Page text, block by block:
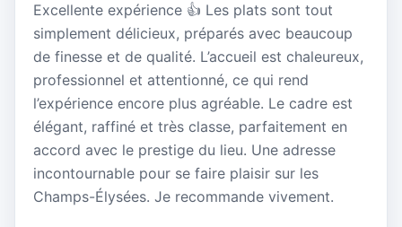
Excellente expérience 👍 Les plats sont tout
simplement délicieux, préparés avec beaucoup
de finesse et de qualité. L’accueil est chaleureux,
professionnel et attentionné, ce qui rend
l’expérience encore plus agréable. Le cadre est
élégant, raffiné et très classe, parfaitement en
accord avec le prestige du lieu. Une adresse
incontournable pour se faire plaisir sur les
Champs-Élysées. Je recommande vivement.